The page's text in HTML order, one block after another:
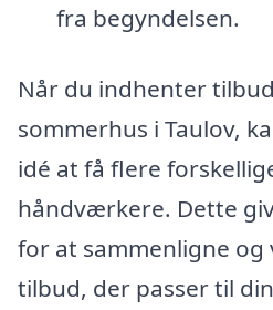
fra begyndelsen.
Når du indhenter
sommerhus i Taulov,
idé at få flere
håndværkere. Dette
for at sammenligne
tilbud, der passer til